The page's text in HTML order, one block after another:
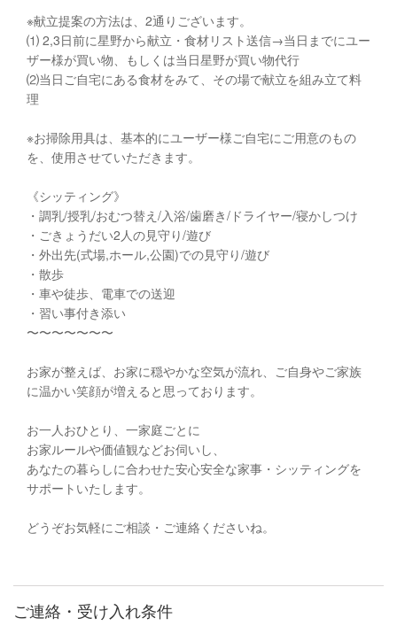
※献立提案の方法は、2通りございます。
⑴ 2,3日前に星野から献立・食材リスト送信→当日までにユー
ザー様が買い物、もしくは当日星野が買い物代行
⑵当日ご自宅にある食材をみて、その場で献立を組み立て料
理
※お掃除用具は、基本的にユーザー様ご自宅にご用意のもの
を、使用させていただきます。
《シッティング》
・調乳/授乳/おむつ替え/入浴/歯磨き/ドライヤー/寝かしつけ
・ごきょうだい2人の見守り/遊び
・外出先(式場,ホール,公園)での見守り/遊び
・散歩
・車や徒歩、電車での送迎
・習い事付き添い
〜〜〜〜〜〜〜
お家が整えば、お家に穏やかな空気が流れ、ご自身やご家族
に温かい笑顔が増えると思っております。
お一人おひとり、一家庭ごとに
お家ルールや価値観などお伺いし、
あなたの暮らしに合わせた安心安全な家事・シッティングを
サポートいたします。
どうぞお気軽にご相談・ご連絡くださいね。
ご連絡・受け入れ条件